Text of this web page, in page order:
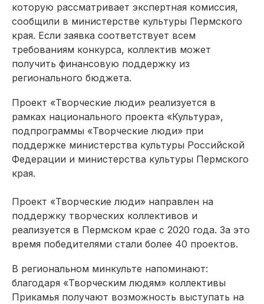
которую рассматривает экспертная комиссия,
сообщили в министерстве культуры Пермского
края. Если заявка соответствует всем
требованиям конкурса, коллектив может
получить финансовую поддержку из
регионального бюджета.
Проект «Творческие люди» реализуется в
рамках национального проекта «Культура»,
подпрограммы «Творческие люди» при
поддержке министерства культуры Российской
Федерации и министерства культуры Пермского
края.
Проект «Творческие люди» направлен на
поддержку творческих коллективов и
реализуется в Пермском крае с 2020 года. За это
время победителями стали более 40 проектов.
В региональном минкульте напоминают:
благодаря «Творческим людям» коллективы
Прикамья получают возможность выступать на